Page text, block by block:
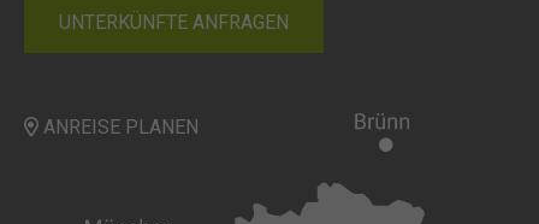
UNTERKÜNFTE ANFRAGEN
ANREISE PLANEN